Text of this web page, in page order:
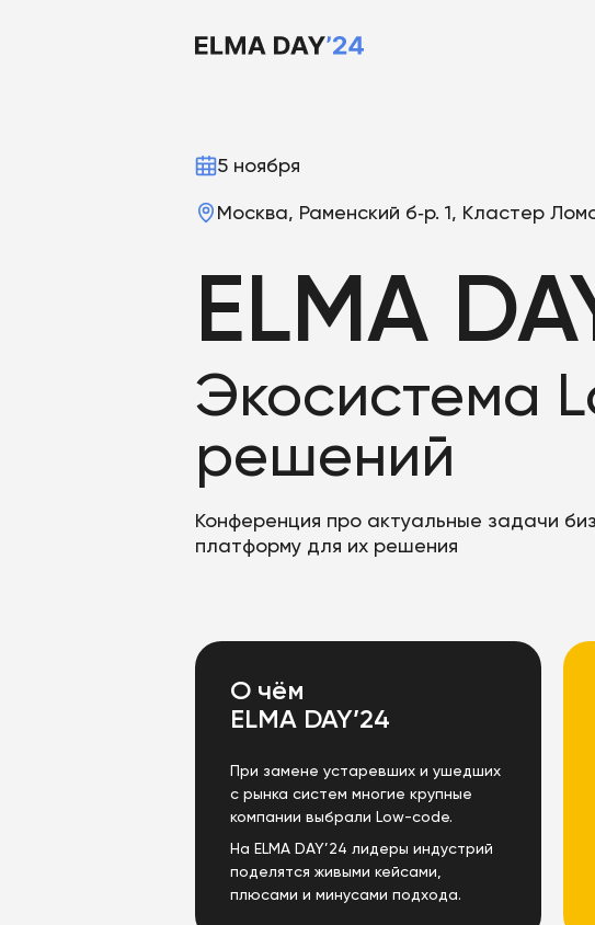
5 ноября
Москва, Раменский б‑р. 1, Кластер
ELMA
Экосистема
решений
Конференция про актуальные задачи
платформу для их решения
О чём
ELMA DAY’24
При замене устаревших и ушедших
с рынка систем многие крупные
компании выбрали Low-code.
На ELMA DAY’24 лидеры индустрий
поделятся живыми кейсами,
плюсами и минусами подхода.